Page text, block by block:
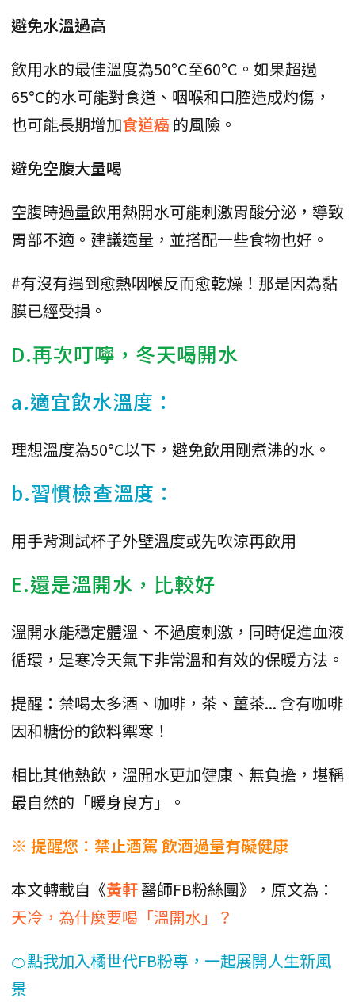
避免水溫過高
飲用水的最佳溫度為50°C至60°C。如果超過
65°C的水可能對食道、咽喉和口腔造成灼傷，
也可能長期增加食道癌 的風險。
避免空腹大量喝
空腹時過量飲用熱開水可能刺激胃酸分泌，導致
胃部不適。建議適量，並搭配一些食物也好。
#有沒有遇到愈熱咽喉反而愈亁燥！那是因為黏
膜已經受損。
D.再次叮嚀，冬天喝開水
a.適宜飲水溫度：
理想溫度為50°C以下，避免飲用剛煮沸的水。
b.習慣檢查溫度：
用手背測試杯子外壁溫度或先吹涼再飲用
E.還是溫開水，比較好
溫開水能穩定體溫、不過度刺激，同時促進血液
循環，是寒冷天氣下非常溫和有效的保暖方法。
提醒：禁喝太多酒、咖啡，茶、薑茶... 含有咖啡
因和糖份的飲料禦寒！
相比其他熱飲，溫開水更加健康、無負擔，堪稱
最自然的「暖身良方」。
※ 提醒您：禁止酒駕 飲酒過量有礙健康
本文轉載自《黃軒醫師FB粉絲團》，原文為：
天冷，為什麼要喝「溫開水」？
🍊點我加入橘世代FB粉專，一起展開人生新風
景